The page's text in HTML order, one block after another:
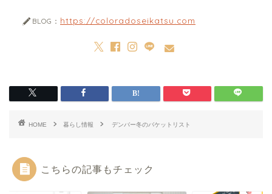
BLOG： https://coloradoseikatsu.com
HOME 暮らし情報 デンバー冬のバケットリスト
こちらの記事もチェック